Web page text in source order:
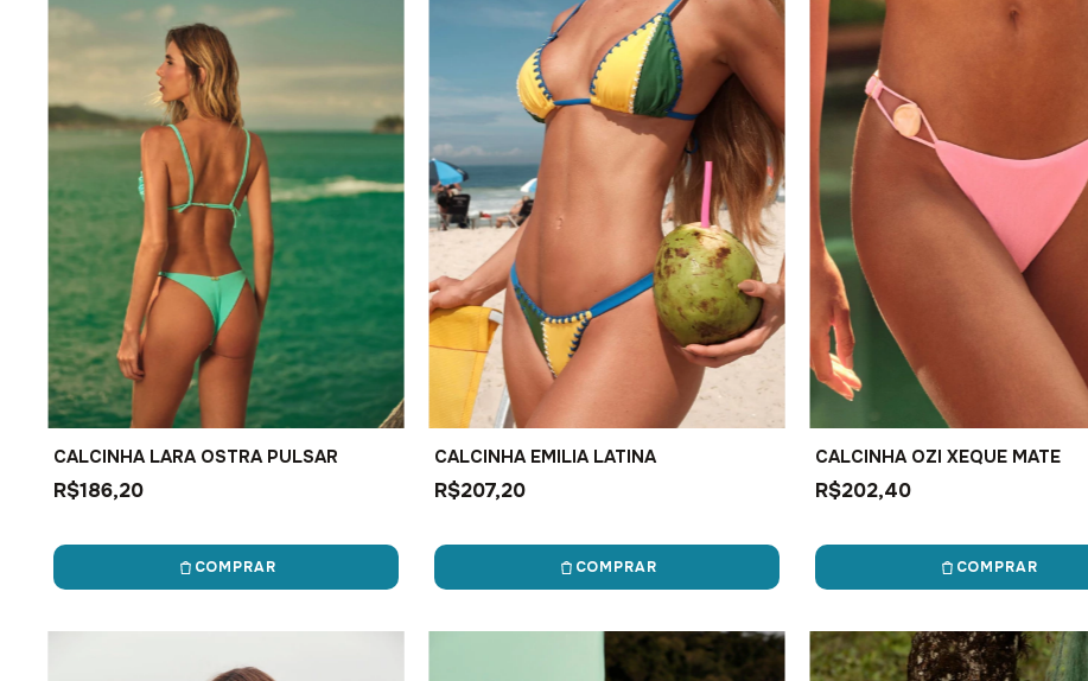
CALCINHA LARA OSTRA PULSAR
R$186,20
COMPRAR
CALCINHA EMILIA LATINA
R$207,20
COMPRAR
CALCINHA OZI XEQUE MATE
R$202,40
COMPRAR